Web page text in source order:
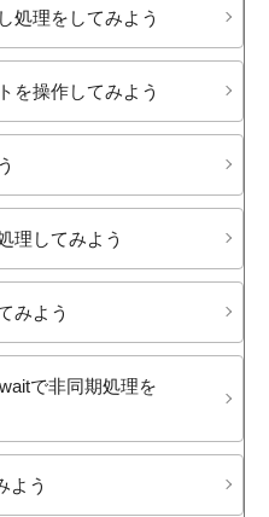
処理を​してみよう
を​操作してみよう
理してみよう
みよう
で​非同期処理を​
よう